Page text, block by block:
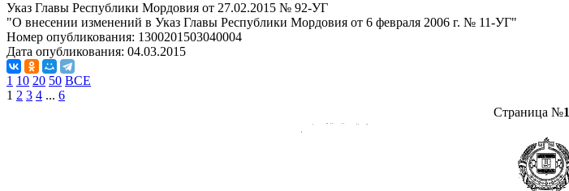
Указ Главы Республики Мордовия от 27.02.2015 № 92-УГ
"О внесении изменений в Указ Главы Республики Мордовия от 6 февраля 2006 г. № 11-УГ"
Номер опубликования: 1300201503040004
Дата опубликования: 04.03.2015
1 10 20 50 ВСЕ
1 2 3 4 ... 6
Страница №1